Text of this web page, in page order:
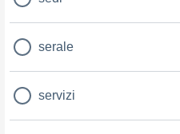
serale
servizi